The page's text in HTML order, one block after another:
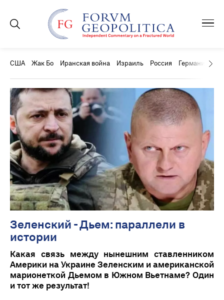
США Жак Бо Иранская война Израиль Россия Германия
Зеленский - Дьем: параллели в
истории
Какая связь между нынешним ставленником
Америки на Украине Зеленским и американской
марионеткой Дьемом в Южном Вьетнаме? Один
и тот же результат!